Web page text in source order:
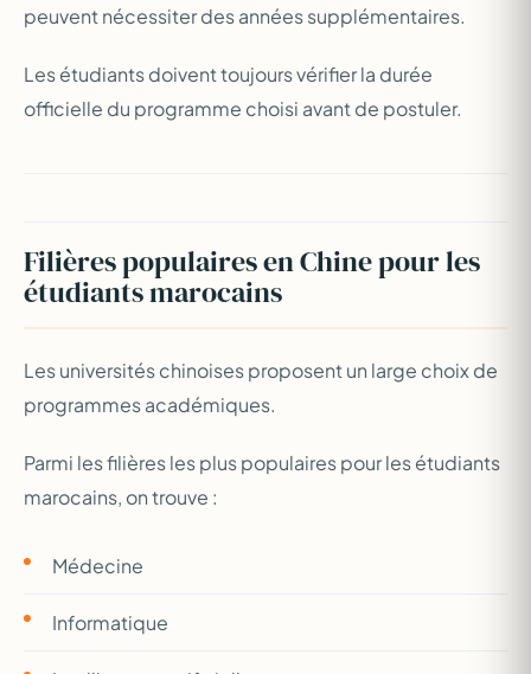
peuvent nécessiter des années supplémentaires.
Les étudiants doivent toujours vérifier la durée
officielle du programme choisi avant de postuler.
Filières populaires en Chine pour les
étudiants marocains
Les universités chinoises proposent un large choix de
programmes académiques.
Parmi les filières les plus populaires pour les étudiants
marocains, on trouve :
Médecine
Informatique